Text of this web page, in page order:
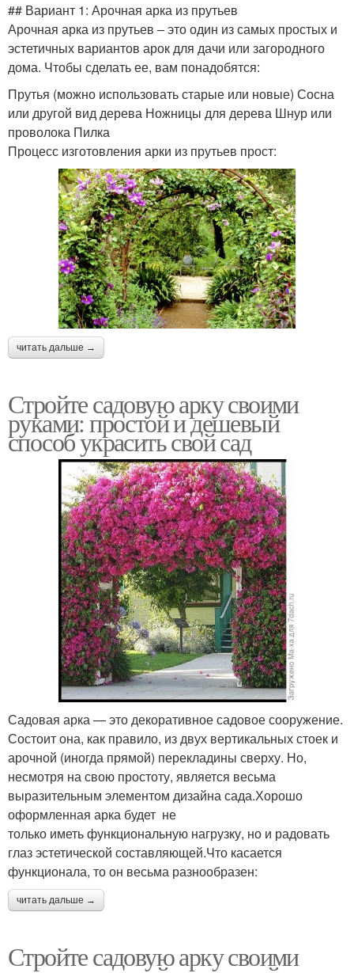
## Вариант 1: Арочная арка из прутьев
Арочная арка из прутьев – это один из самых простых и
эстетичных вариантов арок для дачи или загородного
дома. Чтобы сделать ее, вам понадобятся:
Прутья (можно использовать старые или новые) Сосна
или другой вид дерева Ножницы для дерева Шнур или
проволока Пилка
Процесс изготовления арки из прутьев прост:
читать дальше →
Стройте садовую арку своими
руками: простой и дешевый
способ украсить свой сад
Садовая арка — это декоративное садовое сооружение.
Состоит она, как правило, из двух вертикальных стоек и
арочной (иногда прямой) перекладины сверху. Но,
несмотря на свою простоту, является весьма
выразительным элементом дизайна сада.Хорошо
оформленная арка будет не
только иметь функциональную нагрузку, но и радовать
глаз эстетической составляющей.Что касается
функционала, то он весьма разнообразен:
читать дальше →
Стройте садовую арку своими